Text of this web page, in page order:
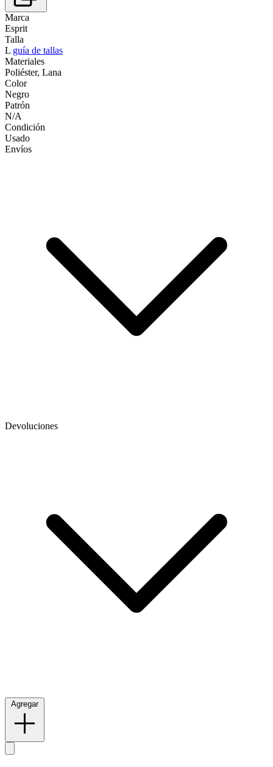
Marca
Esprit
Talla
L guía de tallas
Materiales
Poliéster, Lana
Color
Negro
Patrón
N/A
Condición
Usado
Envíos
Devoluciones
Agregar